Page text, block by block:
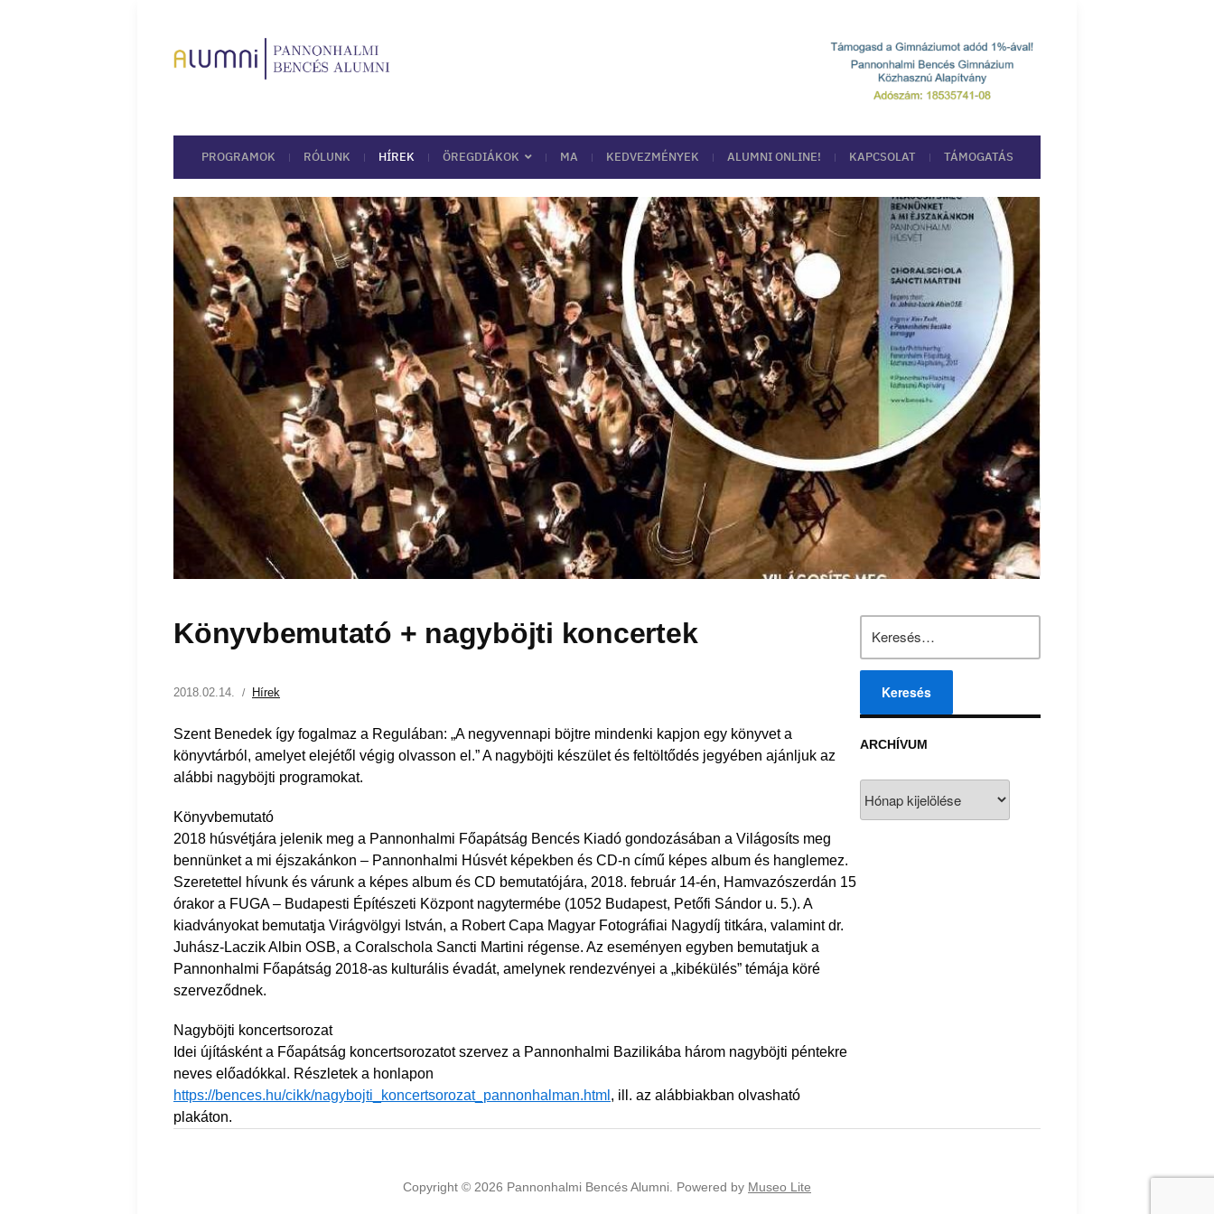
PROGRAMOK RÓLUNK HÍREK ÖREGDIÁKOK MA KEDVEZMÉNYEK ALUMNI ONLINE! KAPCSOLAT TÁMOGATÁS
Könyvbemutató + nagyböjti koncertek
2018.02.14. Hírek
Szent Benedek így fogalmaz a Regulában: „A negyvennapi böjtre mindenki kapjon egy könyvet a
könyvtárból, amelyet elejétől végig olvasson el.” A nagyböjti készület és feltöltődés jegyében ajánljuk az
alábbi nagyböjti programokat.
Könyvbemutató
2018 húsvétjára jelenik meg a Pannonhalmi Főapátság Bencés Kiadó gondozásában a Világosíts meg
bennünket a mi éjszakánkon – Pannonhalmi Húsvét képekben és CD-n című képes album és hanglemez.
Szeretettel hívunk és várunk a képes album és CD bemutatójára, 2018. február 14-én, Hamvazószerdán 15
órakor a FUGA – Budapesti Építészeti Központ nagytermébe (1052 Budapest, Petőfi Sándor u. 5.). A
kiadványokat bemutatja Virágvölgyi István, a Robert Capa Magyar Fotográfiai Nagydíj titkára, valamint dr.
Juhász-Laczik Albin OSB, a Coralschola Sancti Martini régense. Az eseményen egyben bemutatjuk a
Pannonhalmi Főapátság 2018-as kulturális évadát, amelynek rendezvényei a „kibékülés” témája köré
szerveződnek.
Nagyböjti koncertsorozat
Idei újításként a Főapátság koncertsorozatot szervez a Pannonhalmi Bazilikába három nagyböjti péntekre
neves előadókkal. Részletek a honlapon
https://bences.hu/cikk/nagybojti_koncertsorozat_pannonhalman.html , ill. az alábbiakban olvasható
plakáton.
ARCHÍVUM
Copyright © 2026 Pannonhalmi Bencés Alumni. Powered by Museo Lite